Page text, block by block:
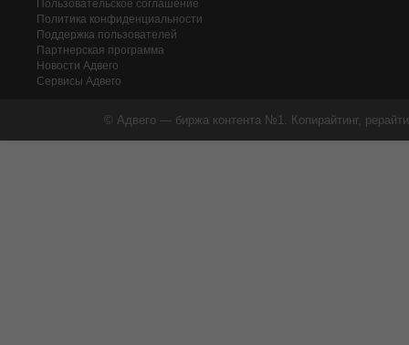
Пользовательское соглашение
Политика конфиденциальности
Поддержка пользователей
Партнерская программа
Новости Адвего
Сервисы Адвего
© Адвего — биржа контента №1. Копирайтинг,